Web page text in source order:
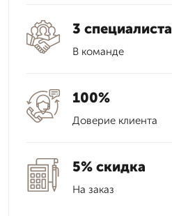
3 специалиста
В команде
100%
Доверие клиента
5% скидка
На заказ